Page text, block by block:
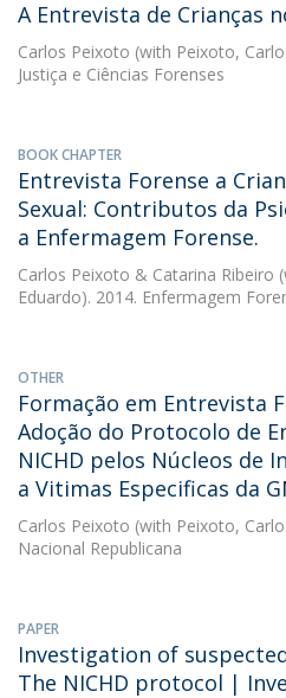
A Entrevista de Crianças
Carlos Peixoto (with Peixoto,
Justiça e Ciências Forenses
BOOK CHAPTER
Entrevista Forense a
Sexual: Contributos da
a Enfermagem Forense.
Carlos Peixoto & Catarina Ribeiro
Eduardo). 2014. Enfermagem
OTHER
Formação em Entrevista
Adoção do Protocolo de
NICHD pelos Núcleos de
a Vitimas Especificas da
Carlos Peixoto (with Peixoto,
Nacional Republicana
PAPER
Investigation of
The NICHD protocol |